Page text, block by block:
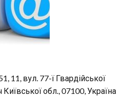
11, вул. 77-ї Гвардійської
Київської обл., 07100, Україна